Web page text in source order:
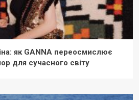
як GANNA переосмислює
для сучасного світу